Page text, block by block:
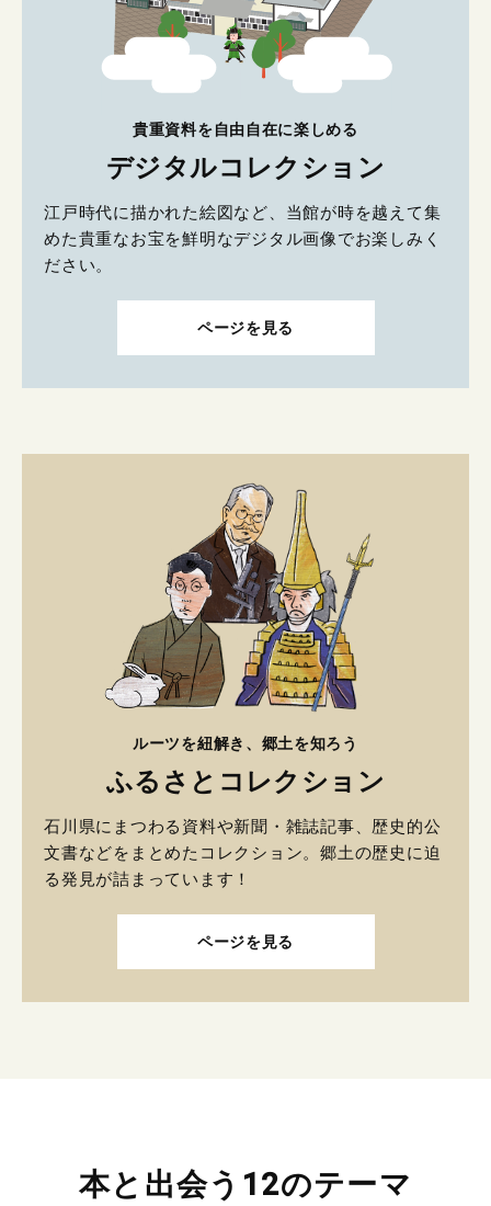
貴重資料を自由自在に楽しめる
デジタルコレクション
江戸時代に描かれた絵図など、当館が時を越えて集
めた貴重なお宝を鮮明なデジタル画像でお楽しみく
ださい。
ページを見る
ルーツを紐解き、郷土を知ろう
ふるさとコレクション
石川県にまつわる資料や新聞・雑誌記事、歴史的公
文書などをまとめたコレクション。郷土の歴史に迫
る発見が詰まっています！
ページを見る
本と出会う12のテーマ